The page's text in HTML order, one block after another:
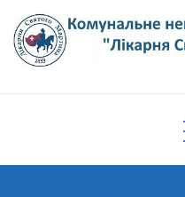
content